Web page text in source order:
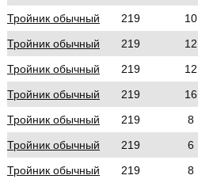
Тройник обычный
219 10
Тройник обычный
219 12
Тройник обычный
219 12
Тройник обычный
219 16
Тройник обычный
219 8
Тройник обычный
219 6
Тройник обычный
219 8